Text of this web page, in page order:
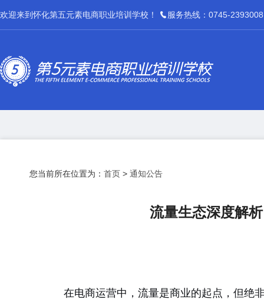
欢迎来到怀化第五元素电商职业培训学校！ 服务热线：0745-2393008
您当前所在位置为： 首页 > 通知公告
流量生态深度解
在电商运营中，流量是商业的起点，但绝非